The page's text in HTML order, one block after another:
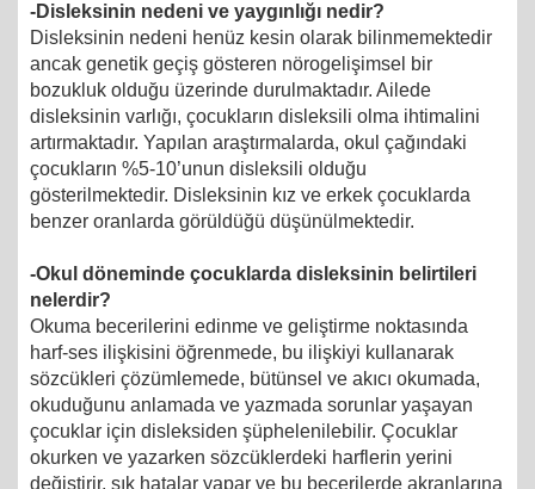
-Disleksinin nedeni ve yaygınlığı nedir?
Disleksinin nedeni henüz kesin olarak bilinmemektedir
ancak genetik geçiş gösteren nörogelişimsel bir
bozukluk olduğu üzerinde durulmaktadır. Ailede
disleksinin varlığı, çocukların disleksili olma ihtimalini
artırmaktadır. Yapılan araştırmalarda, okul çağındaki
çocukların %5-10’unun disleksili olduğu
gösterilmektedir. Disleksinin kız ve erkek çocuklarda
benzer oranlarda görüldüğü düşünülmektedir.
-Okul döneminde çocuklarda disleksinin belirtileri
nelerdir?
Okuma becerilerini edinme ve geliştirme noktasında
harf-ses ilişkisini öğrenmede, bu ilişkiyi kullanarak
sözcükleri çözümlemede, bütünsel ve akıcı okumada,
okuduğunu anlamada ve yazmada sorunlar yaşayan
çocuklar için disleksiden şüphelenilebilir. Çocuklar
okurken ve yazarken sözcüklerdeki harflerin yerini
değiştirir, sık hatalar yapar ve bu becerilerde akranlarına